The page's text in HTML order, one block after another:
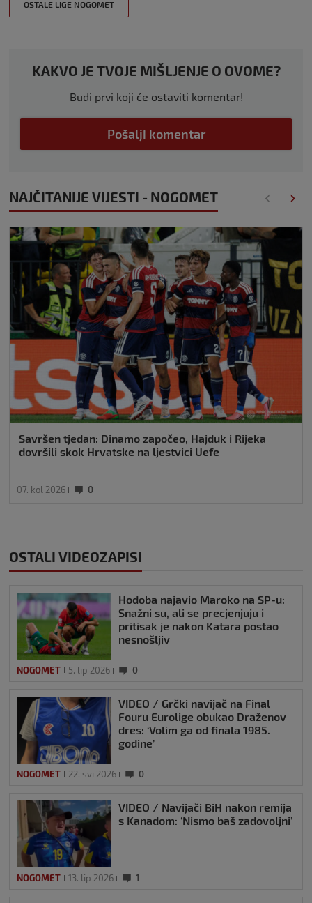
OSTALE LIGE NOGOMET
KAKVO JE TVOJE MIŠLJENJE O OVOME?
Budi prvi koji će ostaviti komentar!
Pošalji komentar
NAJČITANIJE VIJESTI - NOGOMET
Savršen tjedan: Dinamo započeo, Hajduk i Rijeka
dovršili skok Hrvatske na ljestvici Uefe
07. kol 2026 0
OSTALI VIDEOZAPISI
Hodoba najavio Maroko na SP-u:
Snažni su, ali se precjenjuju i
pritisak je nakon Katara postao
nesnošljiv
NOGOMET 5. lip 2026 0
VIDEO / Grčki navijač na Final
Fouru Eurolige obukao Draženov
dres: ‘Volim ga od finala 1985.
godine’
NOGOMET 22. svi 2026 0
VIDEO / Navijači BiH nakon remija
s Kanadom: ‘Nismo baš zadovoljni’
NOGOMET 13. lip 2026 1